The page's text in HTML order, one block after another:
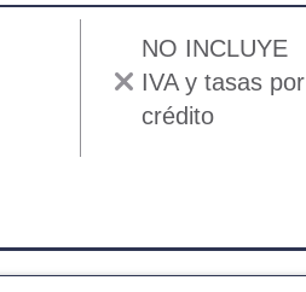
NO INCLUYE
IVA y tasas
crédito